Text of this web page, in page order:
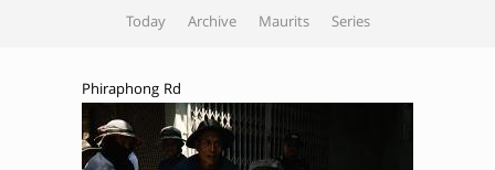
Today Archive Maurits Series
Phiraphong Rd